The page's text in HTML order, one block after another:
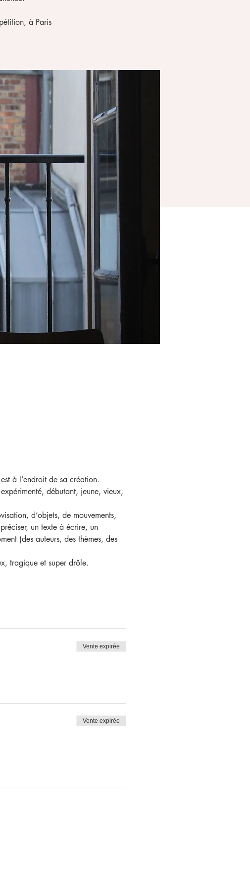
à Paris
à l’endroit de sa création.
débutant, jeune, vieux,
d’objets, de mouvements,
un texte à écrire, un
(des auteurs, des thèmes, des
tragique et super drôle.
Vente expirée
Vente expirée